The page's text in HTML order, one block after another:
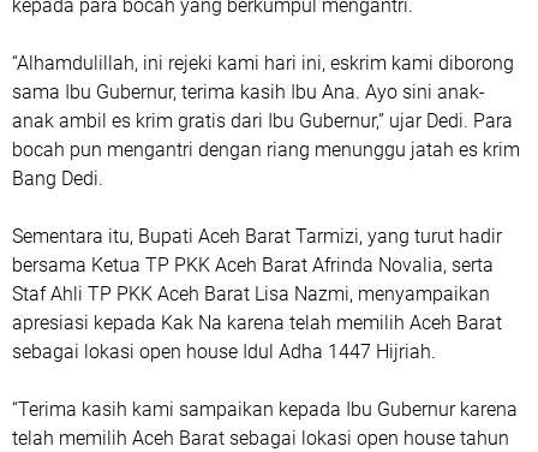
kepada para bocah yang berkumpul mengantri.
“Alhamdulillah, ini rejeki kami hari ini, eskrim kami diborong
sama Ibu Gubernur, terima kasih Ibu Ana. Ayo sini anak-
anak ambil es krim gratis dari Ibu Gubernur,” ujar Dedi. Para
bocah pun mengantri dengan riang menunggu jatah es krim
Bang Dedi.
Sementara itu, Bupati Aceh Barat Tarmizi, yang turut hadir
bersama Ketua TP PKK Aceh Barat Afrinda Novalia, serta
Staf Ahli TP PKK Aceh Barat Lisa Nazmi, menyampaikan
apresiasi kepada Kak Na karena telah memilih Aceh Barat
sebagai lokasi open house Idul Adha 1447 Hijriah.
“Terima kasih kami sampaikan kepada Ibu Gubernur karena
telah memilih Aceh Barat sebagai lokasi open house tahun